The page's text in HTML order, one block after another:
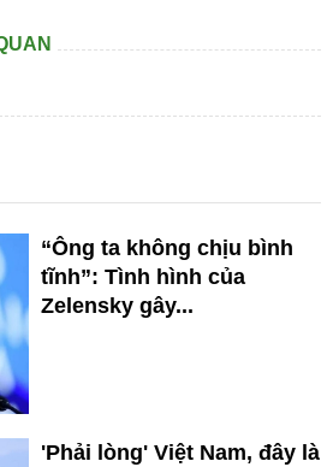
“Ông ta không chịu bình
tĩnh”: Tình hình của
Zelensky gây...
'Phải lòng' Việt Nam, đây là